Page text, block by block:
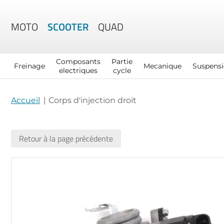
MOTO SCOOTER QUAD
Freinage
Composants
electriques
Partie
cycle
Mecanique
Accueil Corps d'injection droit
Retour à la page précédente